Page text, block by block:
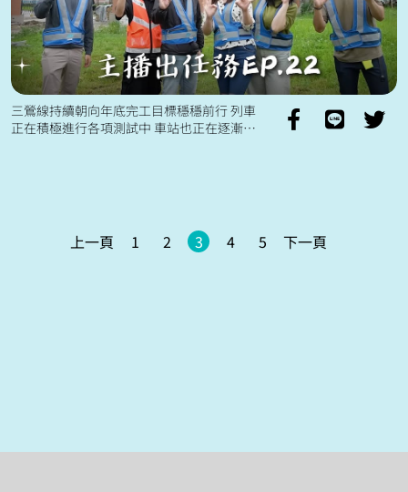
三鶯線持續朝向年底完工目標穩穩前行 列車
正在積極進行各項測試中 車站也正在逐漸完
上一頁 1 2 3 4 5 下一頁